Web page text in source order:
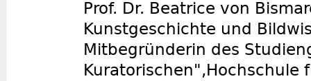
Prof. Dr. Beatrice von
Kunstgeschichte und
Mitbegründerin des
Kuratorischen",Hochschule